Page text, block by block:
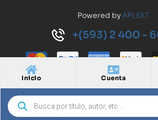
Inicio Cuenta
Powered byAPLEXT
+(593) 2 400 -